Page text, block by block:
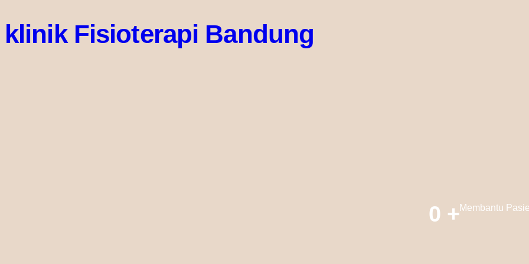
klinik Fisioterapi Bandung
0 +Membantu